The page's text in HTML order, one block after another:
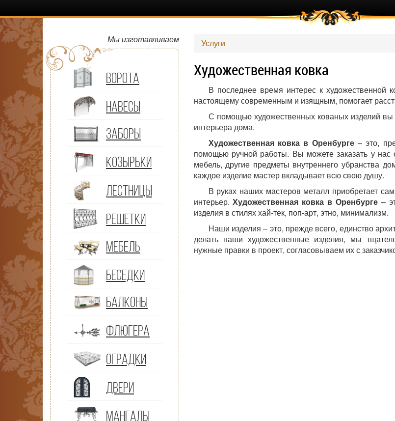
Услуги
Художественная ковка
В последнее время интерес к художественной
настоящему современным и изящным, помогает
С помощью художественных кованых изделий
интерьера дома.
Художественная ковка в Оренбурге– это,
помощью ручной работы. Вы можете заказать у нас
мебель, другие предметы внутреннего убранства
каждое изделие мастер вкладывает всю свою душу.
В руках наших мастеров металл приобретает
интерьер.Художественная ковка в Оренбурге –
изделия в стилях хай-тек, поп-арт, этно, минимализм.
Наши изделия – это, прежде всего, единство
делать наши художественные изделия, мы
нужные правки в проект, согласовываем их с
Мы изготавливаем
ВОРОТА
НАВЕСЫ
ЗАБОРЫ
КОЗЫРЬКИ
ЛЕСТНИЦЫ
РЕШЕТКИ
МЕБЕЛЬ
БЕСЕДКИ
БАЛКОНЫ
ФЛЮГЕРА
ОГРАДКИ
ДВЕРИ
МАНГАЛЫ